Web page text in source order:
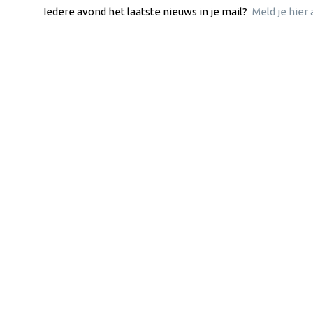
Iedere avond het laatste nieuws in je mail? Meld je hier